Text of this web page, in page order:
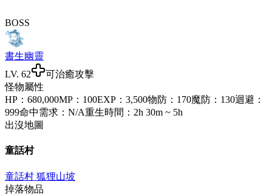
BOSS
書生幽靈
LV. 62
可治癒攻擊
怪物屬性
HP ： 680,000MP ： 100EXP ： 3,500物防 ： 170魔防 ： 130迴避 ：
999命中需求 ： N/A重生時間 ： 2h 30m ~ 5h
出沒地圖
童話村
童話村 狐狸山坡
掉落物品